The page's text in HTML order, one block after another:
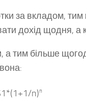
за вкладом,
дохід щодня,
тим більше
n)n